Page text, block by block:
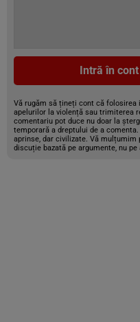
Intră în
Vă rugăm să țineți cont că
apelurilor la violență sau trimiterea
comentariu pot duce nu doar la
temporară a dreptului de a
aprinse, dar civilizate. Vă
discuție bazată pe argumente, nu pe